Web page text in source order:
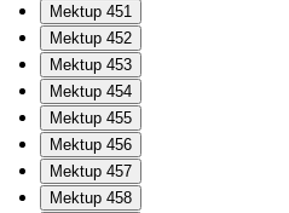
Mektup 451
Mektup 452
Mektup 453
Mektup 454
Mektup 455
Mektup 456
Mektup 457
Mektup 458